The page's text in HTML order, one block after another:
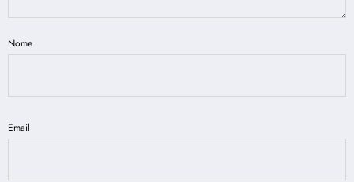
Nome
Email